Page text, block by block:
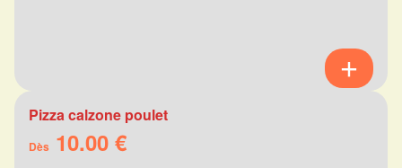
Pizza calzone poulet
Dès 10.00 €